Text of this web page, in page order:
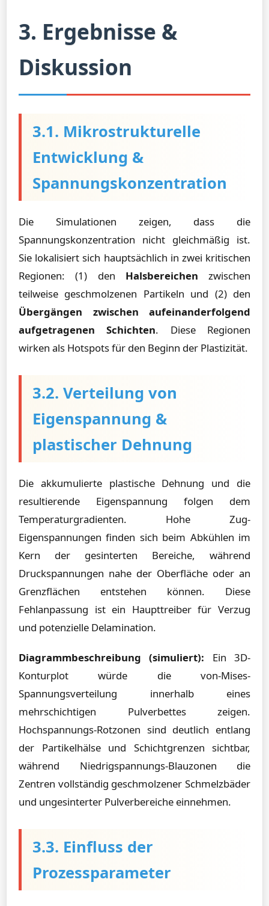
3. Ergebnisse &
Diskussion
3.1. Mikrostrukturelle
Entwicklung &
Spannungskonzentration
Die Simulationen zeigen, dass die
Spannungskonzentration nicht gleichmäßig ist.
Sie lokalisiert sich hauptsächlich in zwei kritischen
Regionen: (1) den Halsbereichen zwischen
teilweise geschmolzenen Partikeln und (2) den
Übergängen zwischen aufeinanderfolgend
aufgetragenen Schichten. Diese Regionen
wirken als Hotspots für den Beginn der Plastizität.
3.2. Verteilung von
Eigenspannung &
plastischer Dehnung
Die akkumulierte plastische Dehnung und die
resultierende Eigenspannung folgen dem
Temperaturgradienten. Hohe Zug-
Eigenspannungen finden sich beim Abkühlen im
Kern der gesinterten Bereiche, während
Druckspannungen nahe der Oberfläche oder an
Grenzflächen entstehen können. Diese
Fehlanpassung ist ein Haupttreiber für Verzug
und potenzielle Delamination.
Diagrammbeschreibung (simuliert): Ein 3D-
Konturplot würde die von-Mises-
Spannungsverteilung innerhalb eines
mehrschichtigen Pulverbettes zeigen.
Hochspannungs-Rotzonen sind deutlich entlang
der Partikelhälse und Schichtgrenzen sichtbar,
während Niedrigspannungs-Blauzonen die
Zentren vollständig geschmolzener Schmelzbäder
und ungesinterter Pulverbereiche einnehmen.
3.3. Einfluss der
Prozessparameter